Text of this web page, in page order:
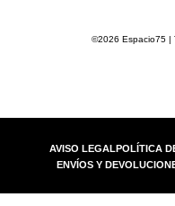
©2026 Espacio75 |
AVISO LEGALPOLÍTICA
ENVÍOS Y